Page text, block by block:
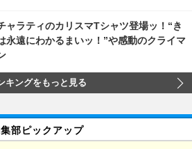
ャラティのカリスマTシャツ登場ッ！“き
永遠にわかるまいッ！”や感動のクライマ
キングをもっと見る
部ピックアップ